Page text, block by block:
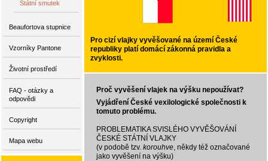
Pro cizí vlajky vyvěšované na území České
republiky platí domácí zákonná pravidla a
zvyklosti.
Proč vyvěšení vlajek na výšku nepoužívat?
Vyjádření České vexilologické společnosti k
tomuto problému.
PROBLEMATIKA SVISLÉHO VYVĚŠOVÁNÍ
ČESKÉ STÁTNÍ VLAJKY
(v podobě tzv.korouhve , někdy též označované
jako vyvěšení na výšku)
Státní smutek
Beaufortova stupnice
Vzorníky Pantone
Životní prostředí
FAQ - otázky a
odpovědi
Copyright
Mapa webu